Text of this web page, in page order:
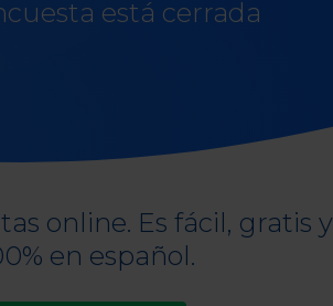
está cerrada
online. Es fácil, gratis y
en español.